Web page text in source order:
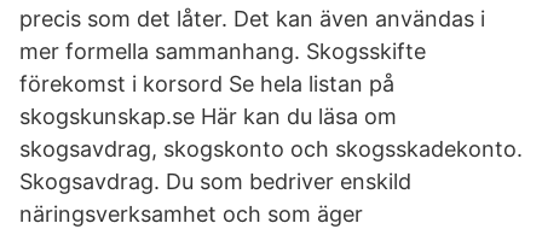
precis som det låter. Det kan även användas i
mer formella sammanhang. Skogsskifte
förekomst i korsord Se hela listan på
skogskunskap.se Här kan du läsa om
skogsavdrag, skogskonto och skogsskadekonto.
Skogsavdrag. Du som bedriver enskild
näringsverksamhet och som äger